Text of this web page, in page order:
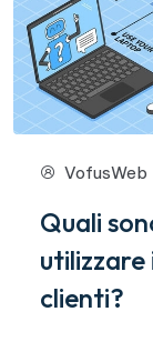
VofusWeb
Quali
utilizzare
clienti?